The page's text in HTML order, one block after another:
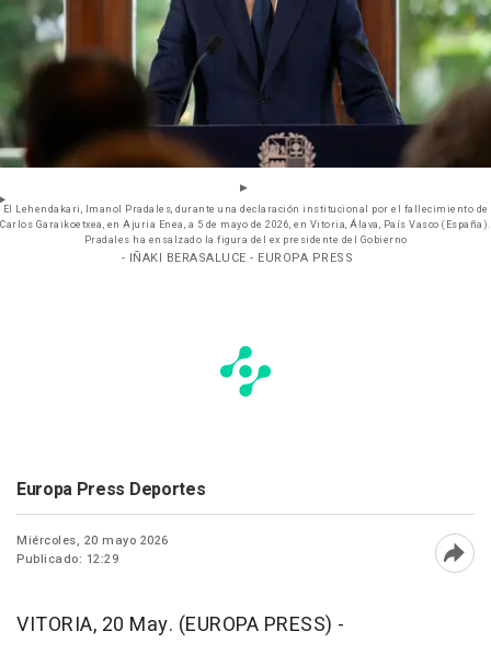
El Lehendakari, Imanol Pradales, durante una declaración institucional por el fallecimiento de
Carlos Garaikoetxea, en Ajuria Enea, a 5 de mayo de 2026, en Vitoria, Álava, País Vasco (España).
Pradales ha ensalzado la figura del ex presidente del Gobierno
- IÑAKI BERASALUCE - EUROPA PRESS
Europa Press Deportes
Miércoles, 20 mayo 2026
Publicado: 12:29
VITORIA, 20 May. (EUROPA PRESS) -